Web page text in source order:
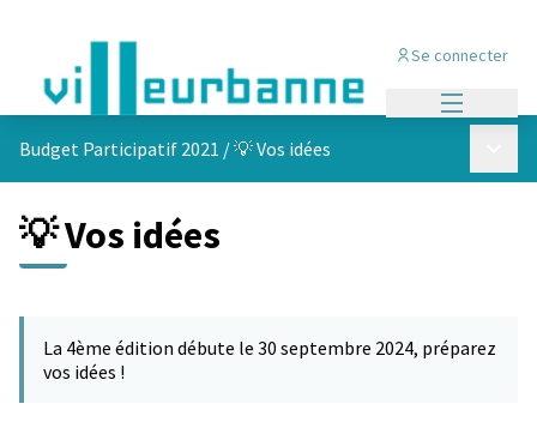
Se connecter
Budget Participatif 2021 /💡 Vos idées
💡 Vos idées
Passer la carte
La 4ème édition débute le 30 septembre 2024, préparez
vos idées !